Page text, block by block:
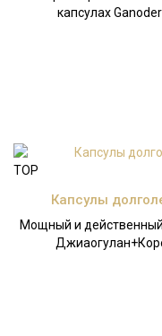
капсулах
TOP
Капсулы
Мощный и